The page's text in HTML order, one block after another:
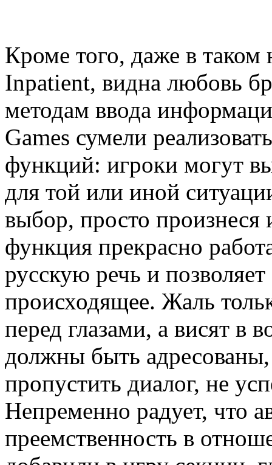
Кроме того, даже в таком
Inpatient, видна любовь
методам ввода
Games сумели
функций: игроки могут
для той или иной
выбор, просто произнеся
функция прекрасно
русскую речь и
происходящее. Жаль
перед глазами, а висят в
должны быть
пропустить диалог, не
Непременно радует, что
преемственность в